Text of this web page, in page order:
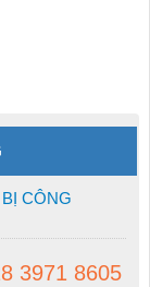
CÔNG
3971 8605